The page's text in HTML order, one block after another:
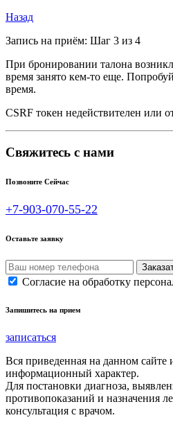
Назад
Запись на приём: Шаг 3 из 4
При бронировании талона
время занято кем-то еще.
время.
CSRF токен недействителен или
Свяжитесь с нами
Позвоните Сейчас
+7-903-070-55-22
Оставьте заявку
Согласие на обработку
Запишитесь на прием
записаться
Вся приведенная на данном
информационный характер.
Для постановки диагноза,
противопоказаний и назначения
консультация с врачом.